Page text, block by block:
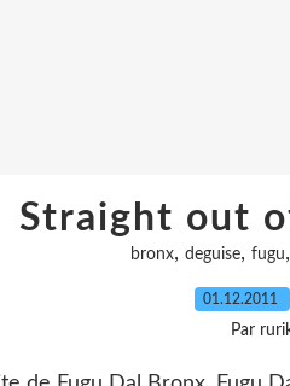
Straight out
bronx, deguise, fugu,
01.12.2011
Par